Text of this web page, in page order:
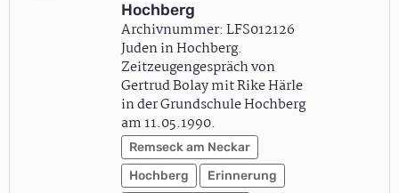
Hochberg
Archivnummer: LFS012126
Juden in Hochberg.
Zeitzeugengespräch von
Gertrud Bolay mit Rike Härle
in der Grundschule Hochberg
am 11.05.1990.
Remseck am Neckar
Hochberg
Erinnerung